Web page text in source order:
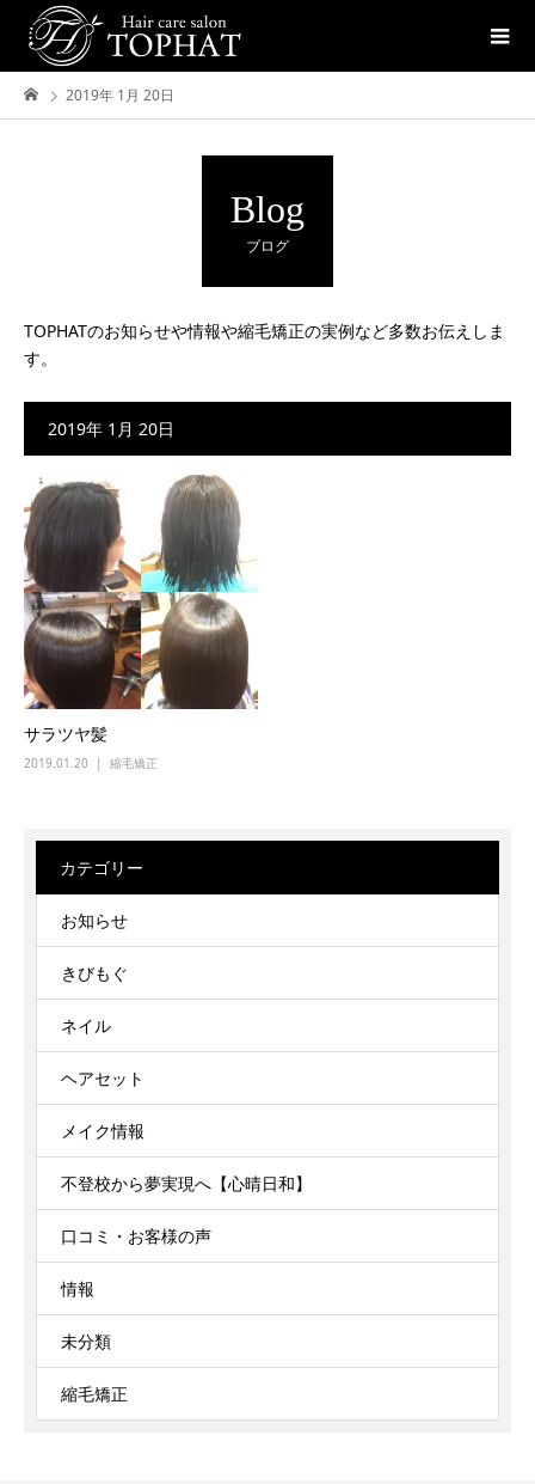
2019年 1月 20日
Blog
ブログ
TOPHATのお知らせや情報や縮毛矯正の実例など多数お伝えしま
す。
2019年 1月 20日
サラツヤ髪
2019.01.20 縮毛矯正
カテゴリー
お知らせ
きびもぐ
ネイル
ヘアセット
メイク情報
不登校から夢実現へ【心晴日和】
口コミ・お客様の声
情報
未分類
縮毛矯正